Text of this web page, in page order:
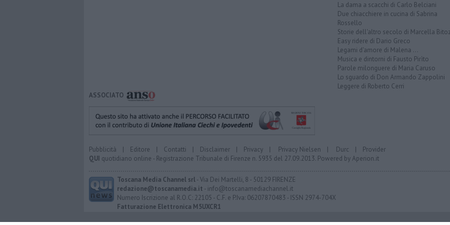
La dama a scacchi di Carlo Belciani
Due chiacchiere in cucina di Sabrina
Rossello
Storie dell'altro secolo di Marcella
Easy ridere di Dario Greco
Legami d'amore di Malena ...
Musica e dintorni di Fausto Pirìto
Parole milonguere di Maria Caruso
Lo sguardo di Don Armando Zappolini
Leggere di Roberto Cerri
ASSOCIATO
Pubblicità | Editore | Contatti | Disclaimer | Privacy | Privacy Nielsen | Durc | Provider
QUI quotidiano online - Registrazione Tribunale di Firenze n. 5935 del 27.09.2013. Powered byAperion.it
Toscana Media Channel srl- Via Dei Martelli, 8 - 50129 FIRENZE
redazione@toscanamedia.it - info@toscanamediachannel.it
Numero Iscrizione al R.O.C: 22105 - C.F. e P.Iva: 06207870483 - ISSN 2974-704X
Fatturazione Elettronica M5UXCR1